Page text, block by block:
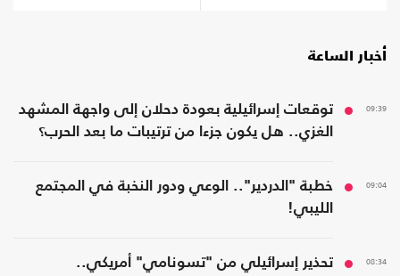
أخبار الساعة
09:39
توقعات إسرائيلية بعودة دحلان إلى واجهة المشهد
الغزي.. هل يكون جزءا من ترتيبات ما بعد الحرب؟
09:04
خطبة "الدردير".. الوعي ودور النخبة في المجتمع
الليبي!
08:34
تحذير إسرائيلي من "تسونامي" أمريكي..